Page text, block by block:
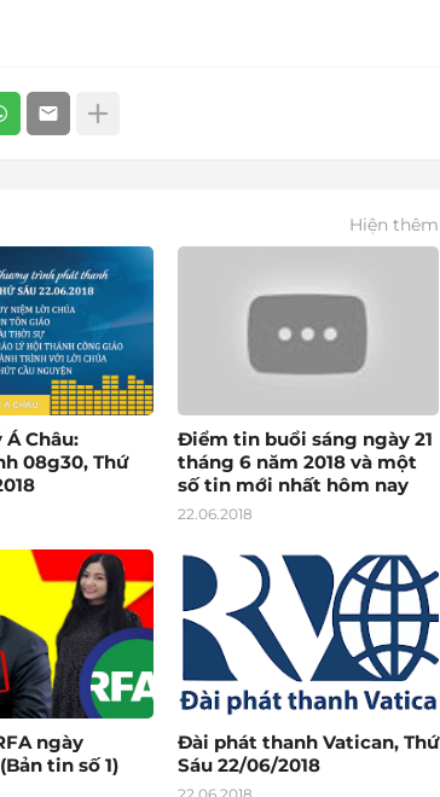
Hiện thêm
Á Châu:
08g30, Thứ
Điểm tin buổi sáng ngày 21
tháng 6 năm 2018 và một
số tin mới nhất hôm nay
22.06.2018
ngày
tin số 1)
Đài phát thanh Vatican, Thứ
Sáu 22/06/2018